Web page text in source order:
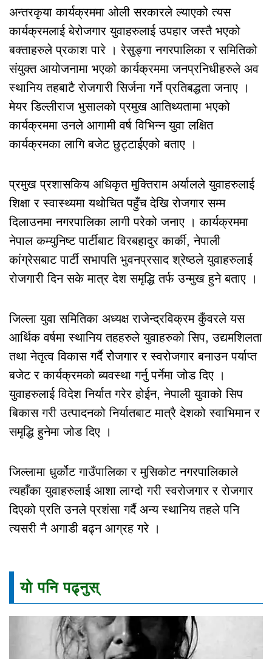
अन्तरकृया कार्यक्रममा ओली सरकारले ल्याएको त्यस
कार्यक्रमलाई बेरोजगार युवाहरुलाई उपहार जस्तै भएको
बक्ताहरुले प्रकाश पारे । रेसुङ्गा नगरपालिका र समितिको
संयुक्त आयोजनामा भएको कार्यक्रममा जनप्रनिधीहरुले अव
स्थानिय तहबाटै रोजगारी सिर्जना गर्ने प्रतिबद्धता जनाए ।
मेयर डिल्लीराज भुसालको प्रमुख आतिथ्यतामा भएको
कार्यक्रममा उनले आगामी वर्ष विभिन्न युवा लक्षित
कार्यक्रमका लागि बजेट छुट्टाईएको बताए ।
प्रमुख प्रशासकिय अधिकृत मुक्तिराम अर्यालले युवाहरुलाई
शिक्षा र स्वास्थ्यमा यथोचित पहुँच देखि रोजगार सम्म
दिलाउनमा नगरपालिका लागी परेको जनाए । कार्यक्रममा
नेपाल कम्युनिष्ट पार्टीबाट विरबहादुर कार्की, नेपाली
कांग्रेसबाट पार्टी सभापति भुवनप्रसाद श्रेष्ठले युवाहरुलाई
रोजगारी दिन सके मात्र देश समृद्धि तर्फ उन्मुख हुने बताए ।
जिल्ला युवा समितिका अध्यक्ष राजेन्द्रविक्रम कुँवरले यस
आर्थिक वर्षमा स्थानिय तहहरुले युवाहरुको सिप, उद्यमशिलता
तथा नेतृत्व विकास गर्दै रोेजगार र स्वरोजगार बनाउन पर्याप्त
बजेट र कार्यक्रमको ब्यवस्था गर्नु पर्नेमा जोड दिए ।
युवाहरुलाई विदेश निर्यात गरेर होईन, नेपाली युवाको सिप
बिकास गरी उत्पादनको निर्यातबाट मात्रै देशको स्वाभिमान र
समृद्धि हुनेमा जोड दिए ।
जिल्लामा धुर्कोट गाउँपालिका र मुसिकोट नगरपालिकाले
त्यहाँका युवाहरुलाई आशा लाग्दो गरी स्वरोजगार र रोजगार
दिएको प्रति उनले प्रशंसा गर्दै अन्य स्थानिय तहले पनि
त्यसरी नै अगाडी बढ्न आग्रह गरे ।
यो पनि पढ्नुस्